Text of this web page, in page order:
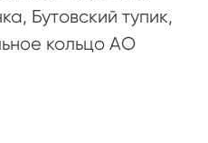
Бутовский тупик,
кольцо АО